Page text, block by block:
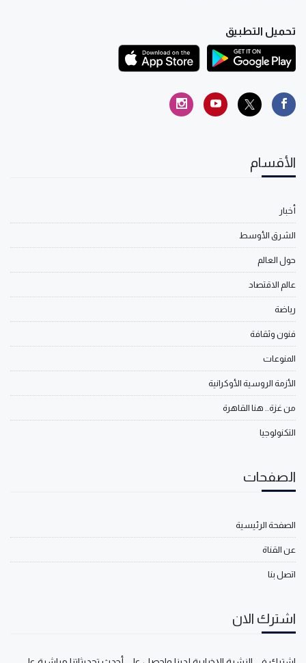
تحميل التطبيق
الأقسام
أخبار
الشرق الأوسط
حول العالم
عالم الاقتصاد
رياضة
فنون وثقافة
المنوعات
الأزمة الروسية الأوكرانية
من غزة.. هنا القاهرة
التكنولوجيا
الصفحات
الصفحة الرئيسية
عن القناة
اتصل بنا
اشترك الان